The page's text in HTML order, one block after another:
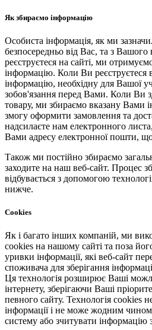
Як збираємо інформацію
Особиста інформація, як ми
безпосередньо від Вас, та з
реєструєтеся на сайті, ми
інформацію. Коли Ви реєструєтеся
інформацію, необхідну для Вашої
зобов'язання перед Вами. Коли Ви
товару, ми збираємо вказану Вами
змогу оформити замовлення та
надсилаєте нам електронного
Вами адресу електронної пошти,
Також ми постійно збираємо
заходите на наш веб-сайт. Процес
відбувається з допомогою
нижче.
Cookies
Як і багато інших компаній, ми
cookies на нашому сайті та поза
уривки інформації, які веб-сайт
споживача для зберігання
Ця технологія розширює Ваші
інтернету, зберігаючи Ваші
певного сайту. Технологія cookies
інформації і не може жодним
систему або зчитувати